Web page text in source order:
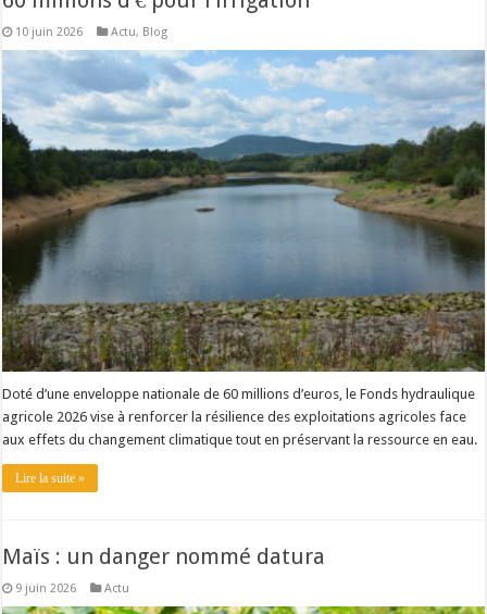
Un été fructueux pour Lactalis
10 juin 2026 Actu, Blog
Doté d’une enveloppe nationale de 60 millions d’euros, le Fonds hydraulique
agricole 2026 vise à renforcer la résilience des exploitations agricoles face
aux effets du changement climatique tout en préservant la ressource en eau.
Lire la suite »
Maïs : un danger nommé datura
9 juin 2026 Actu